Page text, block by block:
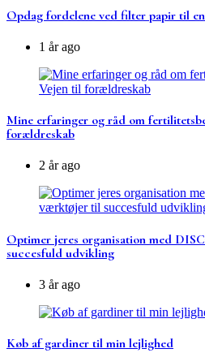
Opdag fordelene ved filter papir til
1 år ago
Mine erfaringer og råd om
forældreskab
2 år ago
Optimer jeres organisation med
succesfuld udvikling
3 år ago
Køb af gardiner til min lejlighed